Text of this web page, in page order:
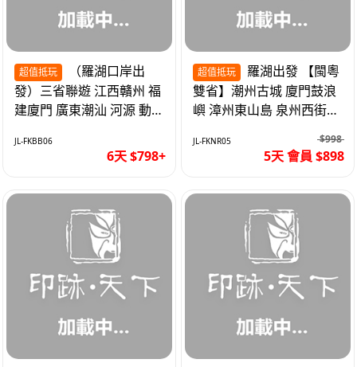
超值抵玩
發）三省聯遊 江西贛州 福
建廈門 廣東潮汕 河源 動車
JL-FKBB06
6天 $798+
超值抵玩
雙省】潮州古城 廈門鼓浪
嶼 漳州東山島 泉州西街
超值抵玩5天
JL-FKNR05 $998
5天 會員 $898